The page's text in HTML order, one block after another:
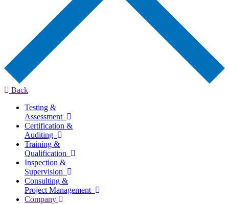
Back
Testing &
Assessment
Certification &
Auditing
Training &
Qualification
Inspection &
Supervision
Consulting &
Project Management
Company